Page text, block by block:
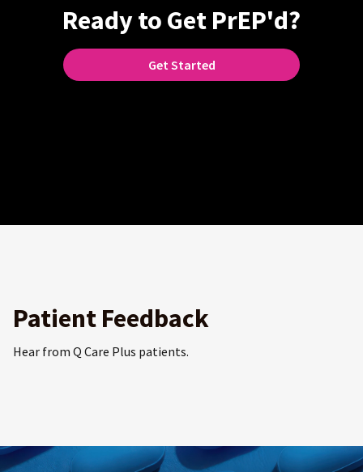
Ready to Get PrEP'd?
Get Started
Patient Feedback
Hear from Q Care Plus patients.